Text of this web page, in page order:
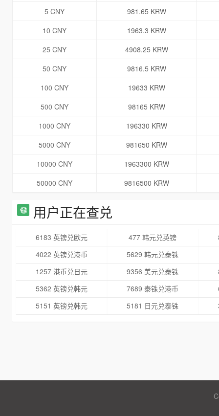
5 CNY
981.65 KRW
10 CNY
1963.3 KRW
25 CNY
4908.25 KRW
50 CNY
9816.5 KRW
100 CNY
19633 KRW
500 CNY
98165 KRW
1000 CNY
196330 KRW
5000 CNY
981650 KRW
10000 CNY
1963300 KRW
50000 CNY
9816500 KRW
用户正在查兑
6183 英镑兑欧元 477 韩元兑英镑
4022 英镑兑港币
5629 韩元兑泰铢
1257 港币兑日元
9356 美元兑泰铢
5362 英镑兑韩元
7689 泰铢兑港币
5151 英镑兑韩元
5181 日元兑泰铢